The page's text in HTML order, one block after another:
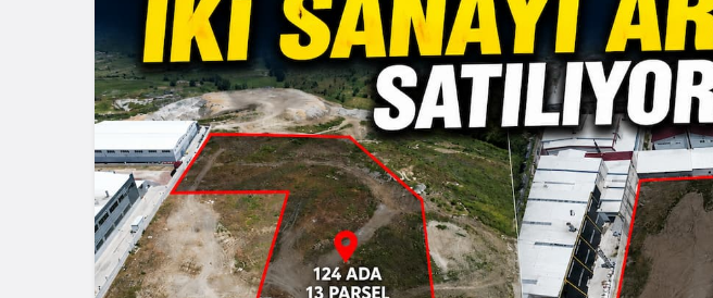
Güncel
Gerede’de Büyük
Temizlik: Kapsamlı
Çalışma Başlatıldı